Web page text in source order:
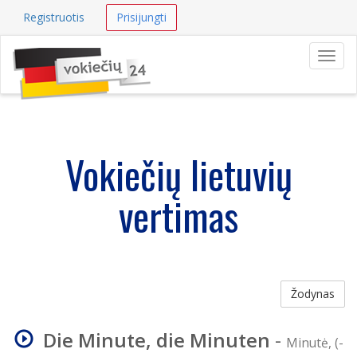
Registruotis Prisijungti
Vokiečių lietuvių
vertimas
Žodynas
Die Minute, die Minuten - Minutė, (-